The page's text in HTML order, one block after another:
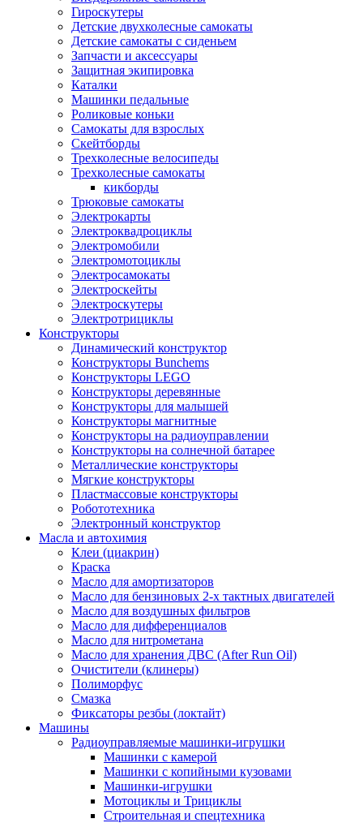
Гироскутеры
Детские двухколесные самокаты
Детские самокаты с сиденьем
Запчасти и аксессуары
Защитная экипировка
Каталки
Машинки педальные
Роликовые коньки
Самокаты для взрослых
Скейтборды
Трехколесные велосипеды
Трехколесные самокаты
кикборды
Трюковые самокаты
Электрокарты
Электроквадроциклы
Электромобили
Электромотоциклы
Электросамокаты
Электроскейты
Электроскутеры
Электротрициклы
Конструкторы
Динамический конструктор
Конструкторы Bunchems
Конструкторы LEGO
Конструкторы деревянные
Конструкторы для малышей
Конструкторы магнитные
Конструкторы на радиоуправлении
Конструкторы на солнечной батарее
Металлические конструкторы
Мягкие конструкторы
Пластмассовые конструкторы
Робототехника
Электронный конструктор
Масла и автохимия
Клеи (циакрин)
Краска
Масло для амортизаторов
Масло для бензиновых 2-х тактных двигателей
Масло для воздушных фильтров
Масло для дифференциалов
Масло для нитрометана
Масло для хранения ДВС (After Run Oil)
Очистители (клинеры)
Полиморфус
Смазка
Фиксаторы резбы (локтайт)
Машины
Радиоуправляемые машинки-игрушки
Машинки с камерой
Машинки с копийными кузовами
Машинки-игрушки
Мотоциклы и Трициклы
Строительная и спецтехника